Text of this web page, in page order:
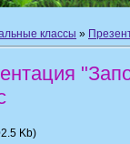
классы »
Kb)